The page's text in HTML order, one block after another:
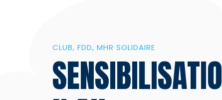
CLUB FDD MHR SOLIDAIRE
SENSIBILISATIO